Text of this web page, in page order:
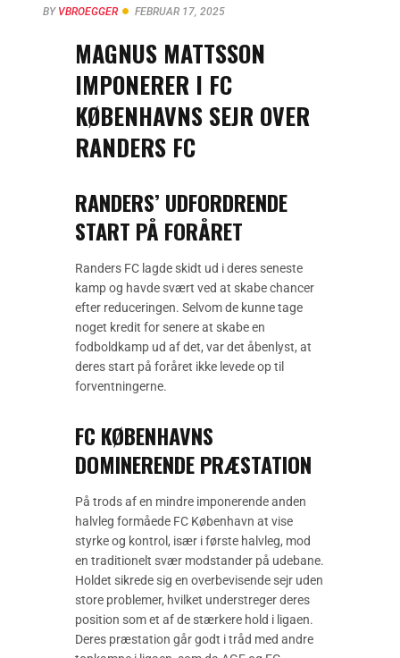
BY VBROEGGER FEBRUAR 17, 2025
MAGNUS MATTSSON
IMPONERER I FC
KØBENHAVNS SEJR OVER
RANDERS FC
RANDERS’ UDFORDRENDE
START PÅ FORÅRET
Randers FC lagde skidt ud i deres seneste
kamp og havde svært ved at skabe chancer
efter reduceringen. Selvom de kunne tage
noget kredit for senere at skabe en
fodboldkamp ud af det, var det åbenlyst, at
deres start på foråret ikke levede op til
forventningerne.
FC KØBENHAVNS
DOMINERENDE PRÆSTATION
På trods af en mindre imponerende anden
halvleg formåede FC København at vise
styrke og kontrol, især i første halvleg, mod
en traditionelt svær modstander på udebane.
Holdet sikrede sig en overbevisende sejr uden
store problemer, hvilket understreger deres
position som et af de stærkere hold i ligaen.
Deres præstation går godt i tråd med andre